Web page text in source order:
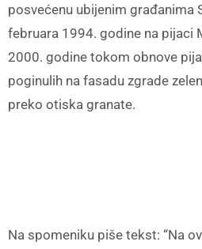
posvećenu ubijenim građanima
februara 1994. godine na pijaci
2000. godine tokom obnove
poginulih na fasadu zgrade
preko otiska granate.
Na spomeniku piše tekst: “Na